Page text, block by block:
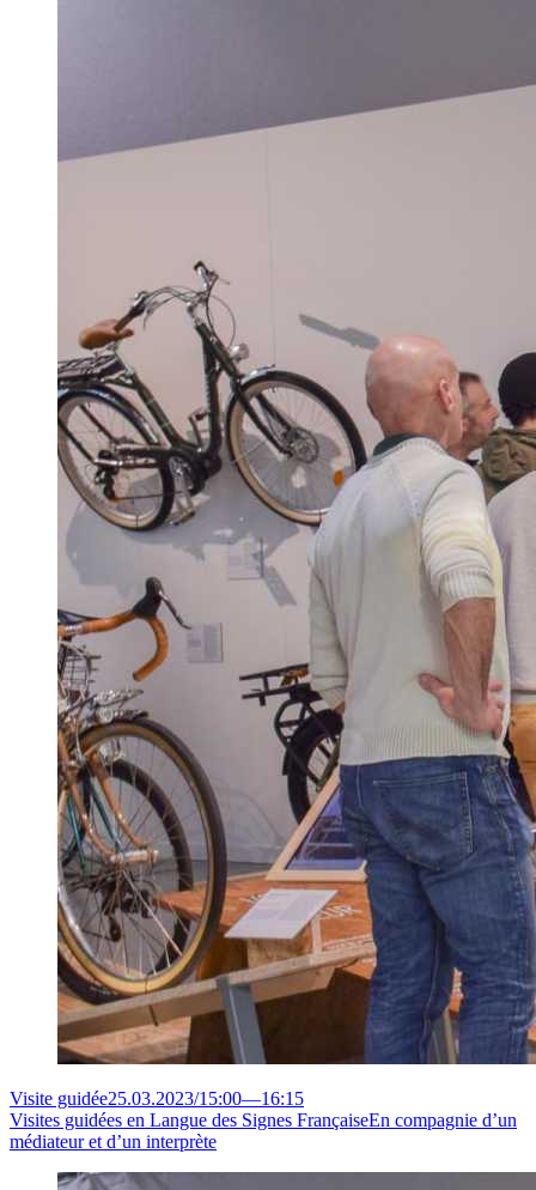
Visite guidée25.03.2023/15:00—16:15
Visites guidées en Langue des Signes FrançaiseEn compagnie d’un
médiateur et d’un interprète